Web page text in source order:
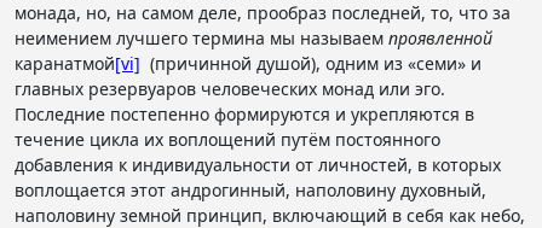
монада, но, на самом деле, прообраз последней, то, что за
неимением лучшего термина мы называем проявленной
каранатмой[vi] (причинной душой), одним из «семи» и
главных резервуаров человеческих монад или эго.
Последние постепенно формируются и укрепляются в
течение цикла их воплощений путём постоянного
добавления к индивидуальности от личностей, в которых
воплощается этот андрогинный, наполовину духовный,
наполовину земной принцип, включающий в себя как небо,